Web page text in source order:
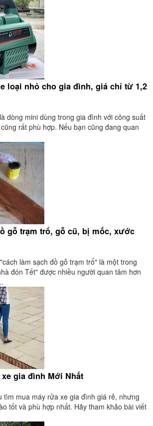
loại nhỏ cho gia đình, giá chỉ từ 1,2
dòng mini dùng trong gia đình với công suất
rất phù hợp. Nếu bạn cũng đang quan
gỗ trạm trổ, gỗ cũ, bị mốc, xước
làm sạch đồ gỗ trạm trổ" là một trong
đón Tết" được nhiều người quan tâm hơn
gia đình Mới Nhất
tìm mua máy rửa xe gia đình giá rẻ, nhưng
tốt và phù hợp nhất. Hãy tham khảo bài viết